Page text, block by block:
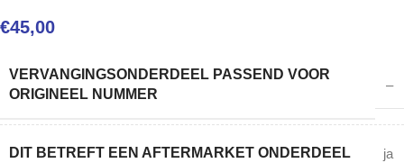
€45,00
VERVANGINGSONDERDEEL PASSEND VOOR
ORIGINEEL NUMMER
–
DIT BETREFT EEN AFTERMARKET ONDERDEEL ja